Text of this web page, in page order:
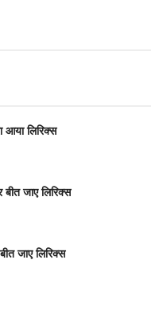
आया लिरिक्स
जाए लिरिक्स
जाए लिरिक्स